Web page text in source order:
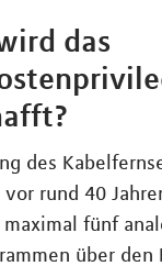
das
des
rund 40
fünf
über den